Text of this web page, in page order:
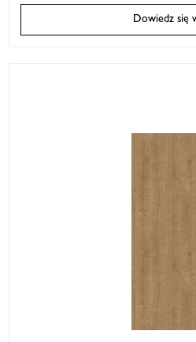
Dowiedz się